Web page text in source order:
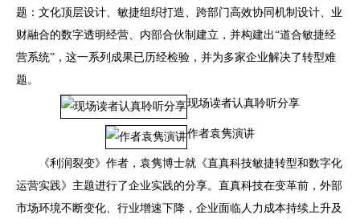
题：文化顶层设计、敏捷组织打造、跨部门高效协同机制设计、业
财融合的数字透明经营、内部合伙制建立，并构建出“道合敏捷经
营系统”，这一系列成果已历经检验，并为多家企业解决了转型难
题。
现场读者认真聆听分享
作者袁隽演讲
《利润裂变》作者，袁隽博士就《直真科技敏捷转型和数字化
运营实践》主题进行了企业实践的分享。直真科技在变革前，外部
市场环境不断变化、行业增速下降，企业面临人力成本持续上升及